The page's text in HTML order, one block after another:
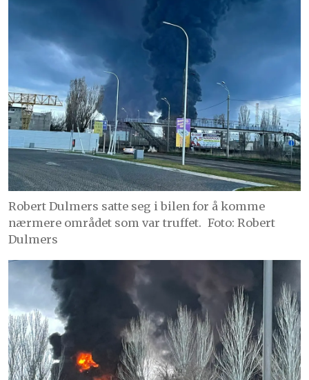
Robert Dulmers satte seg i bilen for å komme
nærmere området som var truffet. Foto: Robert
Dulmers